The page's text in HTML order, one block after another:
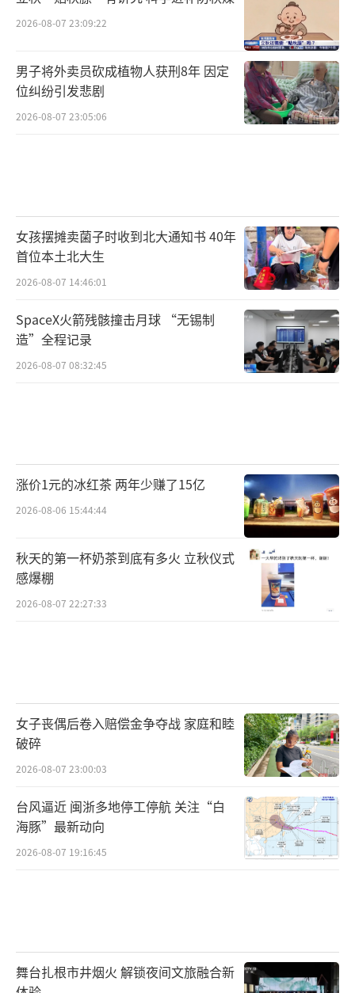
2026-08-07 23:09:22
男子将外卖员砍成植物人获刑8年 因定
位纠纷引发悲剧
2026-08-07 23:05:06
女孩摆摊卖菌子时收到北大通知书 40年
首位本土北大生
2026-08-07 14:46:01
SpaceX火箭残骸撞击月球 “无锡制
造”全程记录
2026-08-07 08:32:45
涨价1元的冰红茶 两年少赚了15亿
2026-08-06 15:44:44
秋天的第一杯奶茶到底有多火 立秋仪式
感爆棚
2026-08-07 22:27:33
女子丧偶后卷入赔偿金争夺战 家庭和睦
破碎
2026-08-07 23:00:03
台风逼近 闽浙多地停工停航 关注“白
海豚”最新动向
2026-08-07 19:16:45
舞台扎根市井烟火 解锁夜间文旅融合新